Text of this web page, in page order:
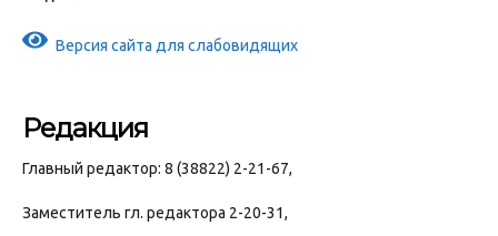
Версия сайта для слабовидящих
Редакция
Главный редактор: 8 (38822) 2-21-67,
Заместитель гл. редактора 2-20-31,